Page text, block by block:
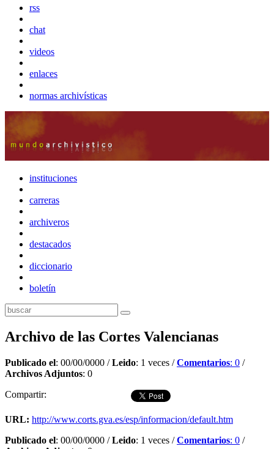
rss
chat
videos
enlaces
normas archivísticas
instituciones
carreras
archiveros
destacados
diccionario
boletín
Archivo de las Cortes Valencianas
Publicado el: 00/00/0000 /Leido: 1 veces /Comentarios: 0 /
Archivos Adjuntos: 0
Compartir:
URL: http://www.corts.gva.es/esp/informacion/default.htm
Publicado el: 00/00/0000 /Leido: 1 veces /Comentarios: 0 /